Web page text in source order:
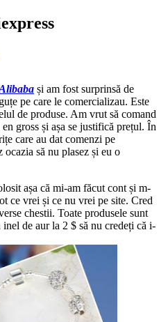
și am fost surprinsă de
pe care le comercializau. Este
de produse. Am vrut să comand
gross și așa se justifică prețul. În
care au dat comenzi pe
ocazia să nu plasez și eu o
așa că mi-am făcut cont și m-
ce vrei și ce nu vrei pe site. Cred
chestii. Toate produsele sunt
de aur la 2 $ să nu credeți că i-